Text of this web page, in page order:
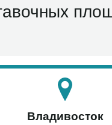
Владивосток